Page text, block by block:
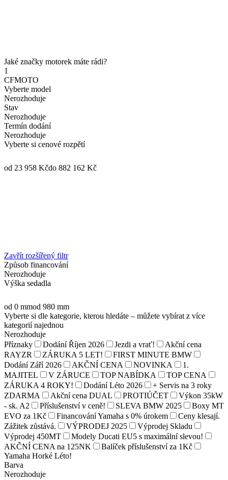
Jaké značky motorek máte rádi?
1
CFMOTO
Vyberte model
Nerozhoduje
Stav
Nerozhoduje
Termín dodání
Nerozhoduje
Vyberte si cenové rozpětí
od 23 958 Kčdo 882 162 Kč
Zavřít rozšířený filtr
Způsob financování
Nerozhoduje
Výška sedadla
od 0 mmod 980 mm
Vyberte si dle kategorie, kterou hledáte – můžete vybírat z více
kategorií najednou
Nerozhoduje
Příznaky
Dodání Říjen 2026 Jezdi a vrať!
Akční cena
RAYZR
ZÁRUKA 5 LET!
FIRST MINUTE BMW
Dodání Září 2026
AKČNÍ CENA NOVINKA
1.
MAJITEL
V ZÁRUCE TOP NABÍDKA
TOP CENA
ZÁRUKA 4 ROKY!
Dodání Léto 2026
+ Servis na 3 roky
ZDARMA
Akční cena DUAL PROTIÚČET
Výkon 35kW
- sk. A2
Příslušenství v ceně! SLEVA BMW 2025
Boxy MT
EVO za 1Kč
Financování Yamaha s 0% úrokem
Ceny klesají.
Zážitek zůstává.
VÝPRODEJ 2025
Výprodej Skladu
Výprodej 450MT
Modely Ducati EU5 s maximální slevou!
AKČNÍ CENA na 125NK
Balíček příslušenství za 1Kč
Yamaha Horké Léto!
Barva
Nerozhoduje